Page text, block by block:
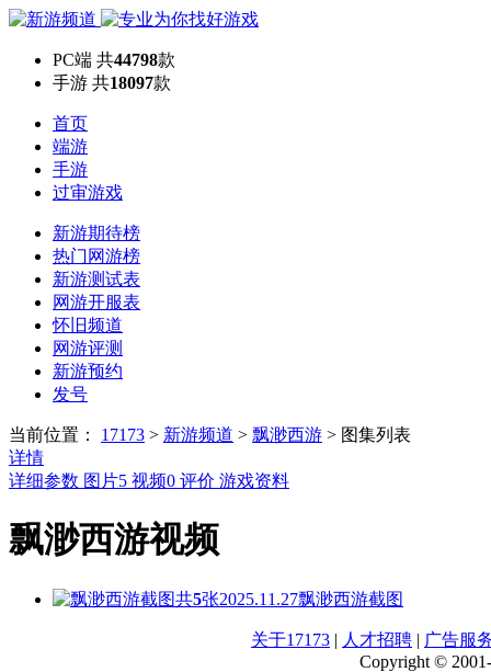
PC端 共44798款
手游 共18097款
首页
端游
手游
过审游戏
新游期待榜
热门网游榜
新游测试表
网游开服表
怀旧频道
网游评测
新游预约
发号
当前位置： 17173 > 新游频道 > 飘渺西游 > 图集列表
详情
详细参数 图片5 视频0 评价 游戏资料
飘渺西游视频
共5张2025.11.27飘渺西游截图
关于17173 | 人才招聘 | 广告服
Copyright ©